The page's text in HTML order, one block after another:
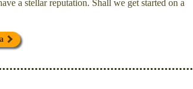
a stellar reputation. Shall we get started on a